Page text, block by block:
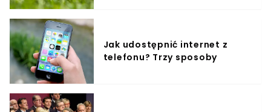
Jak udostępnić internet z
telefonu? Trzy sposoby